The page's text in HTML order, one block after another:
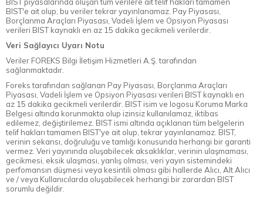
BIST'e ait olup, bu veriler tekrar yayınlanamaz. Pay Piyasası,
Borçlanma Araçları Piyasası, Vadeli İşlem ve Opsiyon Piyasası
verileri BIST kaynaklı en az 15 dakika gecikmeli verilerdir.
Veri Sağlayıcı Uyarı Notu
Veriler FOREKS Bilgi İletişim Hizmetleri A.Ş. tarafından
sağlanmaktadır.
Foreks tarafından sağlanan Pay Piyasası, Borçlanma Araçları
Piyasası, Vadeli İşlem ve Opsiyon Piyasası verileri BIST kaynaklı en
az 15 dakika gecikmeli verilerdir. BIST isim ve logosu Koruma Marka
Belgesi altında korunmakta olup izinsiz kullanılamaz, iktibas
edilemez, değiştirilemez. BIST ismi altında açıklanan tüm belgelerin
telif hakları tamamen BIST'ye ait olup, tekrar yayınlanamaz. BIST,
verinin sekansı, doğruluğu ve tamlığı konusunda herhangi bir garanti
vermez. Veri yayınında oluşabilecek aksaklıklar, verinin ulaşmaması,
gecikmesi, eksik ulaşması, yanlış olması, veri yayın sistemindeki
perfomansın düşmesi veya kesintili olması gibi hallerde Alıcı, Alt Alıcı
ve / veya Kullanıcılarda oluşabilecek herhangi bir zarardan BIST
sorumlu değildir.